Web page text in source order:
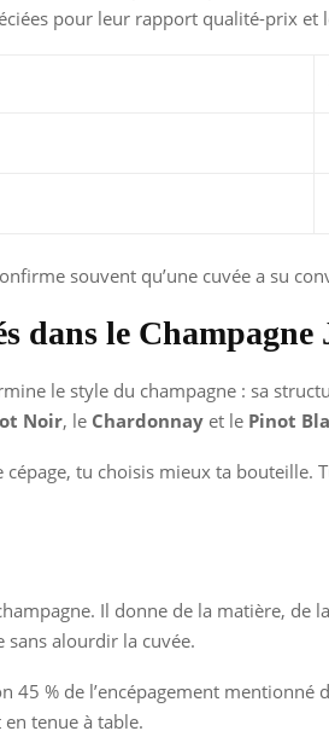
pour leur rapport qualité-prix et
souvent qu’une cuvée a su
dans le
le style du champagne : sa
Noir, le Chardonnay et le Pinot
tu choisis mieux ta
Il donne de la matière, de
sans alourdir la cuvée.
45 % de l’encépagement
tenue à table.